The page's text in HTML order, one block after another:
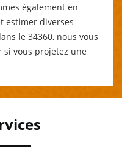
également en
estimer diverses
le 34360, nous vous
vous projetez une